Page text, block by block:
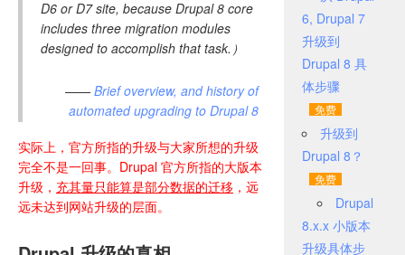
D6 or D7 site, because Drupal 8 core
includes three migration modules
designed to accomplish that task.）
——Brief overview, and history of
automated upgrading to Drupal 8
实际上，官方所指的升级与大家所想的升级
完全不是一回事。Drupal 官方所指的大版本
升级， 充其量只能算是部分数据的迁移 ，远
远未达到网站升级的层面。
6, Drupal 7
升级到
Drupal 8 具
体步骤
升级到
Drupal 8？
Drupal
8.x.x 小版本
升级具体步